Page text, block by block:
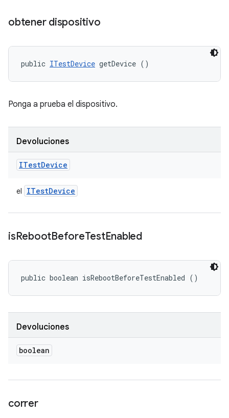
obtener dispositivo
public ITestDevice getDevice ()
Ponga a prueba el dispositivo.
Devoluciones
ITestDevice
el ITestDevice
isRebootBeforeTestEnabled
public boolean isRebootBeforeTestEnabled ()
Devoluciones
boolean
correr